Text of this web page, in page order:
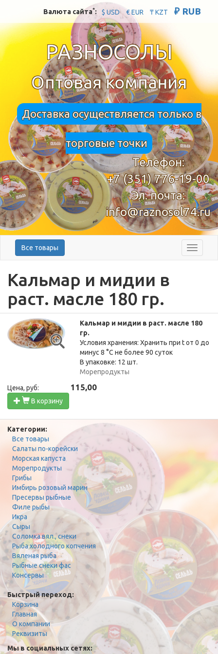
$ USD € EUR ₸ KZT ₽ RUB
Валюта сайта*:
РАЗНОСОЛЫ
Оптовая компания
Доставка осуществляется только в
торговые точки
Телефон:
+7 (351) 776-19-00
Эл. почта:
info@raznosol74.ru
Меню
Все товары
Кальмар и мидии в
раст. масле 180 гр.
Кальмар и мидии в раст. масле 180
гр.
Условия хранения: Хранить при t от 0 до
минус 8 °C не более 90 суток
В упаковке: 12 шт.
Морепродукты
Цена, руб: 115,00
В корзину
Категории:
Все товары
Салаты по-корейски
Морская капуста
Морепродукты
Грибы
Имбирь розовый марин
Пресервы рыбные
Филе рыбы
Икра
Сыры
Соломка вял., снеки
Рыба холодного копчения
Вяленая рыба
Рыбные снеки фас
Консервы
Быстрый переход:
Корзина
Главная
О компании
Реквизиты
Мы в социальных сетях: